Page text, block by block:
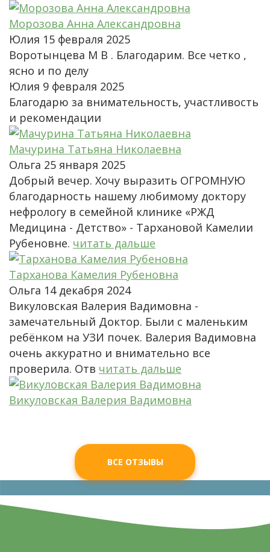
Морозова Анна Александровна
Юлия 15 февраля 2025
Воротынцева М В . Благодарим. Все четко ,
ясно и по делу
Юлия 9 февраля 2025
Благодарю за внимательность, участливость
и рекомендации
Мачурина Татьяна Николаевна
Ольга 25 января 2025
Добрый вечер. Хочу выразить ОГРОМНУЮ
благодарность нашему любимому доктору
нефрологу в семейной клинике «РЖД
Медицина - Детство» - Тархановой Камелии
Рубеновне. читать дальше
Тарханова Камелия Рубеновна
Ольга 14 декабря 2024
Викуловская Валерия Вадимовна -
замечательный Доктор. Были с маленьким
ребёнком на УЗИ почек. Валерия Вадимовна
очень аккуратно и внимательно все
проверила. Отв читать дальше
Викуловская Валерия Вадимовна
ВСЕ ОТЗЫВЫ